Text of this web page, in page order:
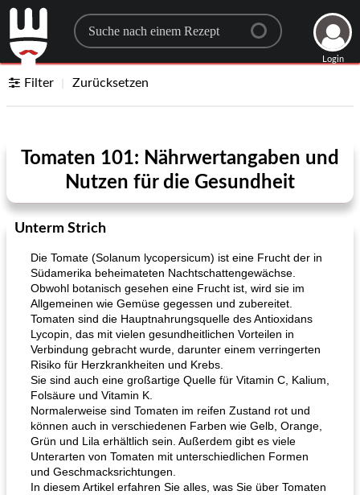
Search for a recipe
Login
Filter Zurücksetzen
Tomaten 101: Nährwertangaben und
Nutzen für die Gesundheit
Unterm Strich
Die Tomate (Solanum lycopersicum) ist eine Frucht der in
Südamerika beheimateten Nachtschattengewächse.
Obwohl botanisch gesehen eine Frucht ist, wird sie im
Allgemeinen wie Gemüse gegessen und zubereitet.
Tomaten sind die Hauptnahrungsquelle des Antioxidans
Lycopin, das mit vielen gesundheitlichen Vorteilen in
Verbindung gebracht wurde, darunter einem verringerten
Risiko für Herzkrankheiten und Krebs.
Sie sind auch eine großartige Quelle für Vitamin C, Kalium,
Folsäure und Vitamin K.
Normalerweise sind Tomaten im reifen Zustand rot und
können auch in verschiedenen Farben wie Gelb, Orange,
Grün und Lila erhältlich sein. Außerdem gibt es viele
Unterarten von Tomaten mit unterschiedlichen Formen
und Geschmacksrichtungen.
In diesem Artikel erfahren Sie alles, was Sie über Tomaten